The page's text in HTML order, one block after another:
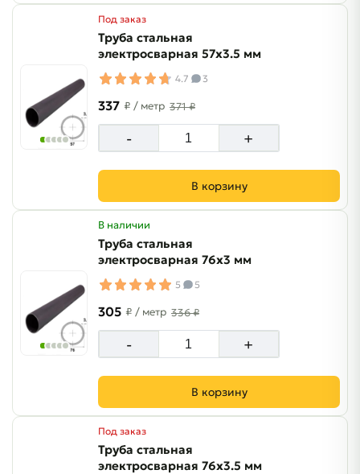
Под заказ
Труба стальная
электросварная 57х3.5 мм
4.7 3
337 ₽ / метр 371 ₽
- +
В корзину
В наличии
Труба стальная
электросварная 76х3 мм
5 5
305 ₽ / метр 336 ₽
- +
В корзину
Под заказ
Труба стальная
электросварная 76х3.5 мм